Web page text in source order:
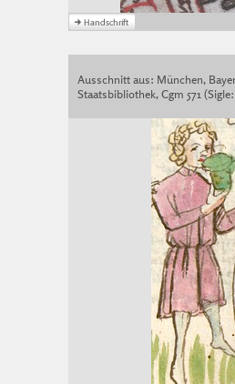
Ausschnitt aus: München,
Staatsbibliothek, Cgm 571